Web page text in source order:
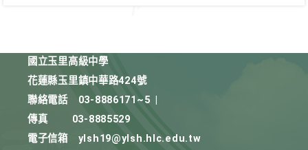
國立玉里高級中學
花蓮縣玉里鎮中華路424號
聯絡電話
03-8886171~5
傳真
03-8885529
電子信箱
ylsh19@ylsh.hlc.edu.tw